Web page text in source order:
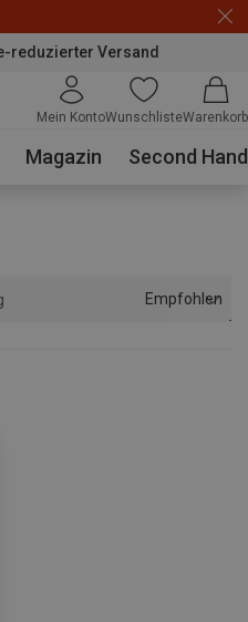
reduzierter Versand
Mein KontoWunschlisteWarenkorb
Magazin Second Hand
Empfohlen